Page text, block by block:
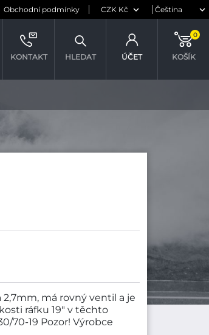
Obchodní podmínky
KONTAKT HLEDAT ÚČET KOŠÍK
0
2,7mm, má rovný ventil a je
ráfku 19" v těchto
70-19 Pozor! Výrobce